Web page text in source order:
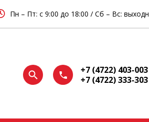
Пн – Пт: с 9:00 до 18:00 / Сб – Вс:
+7 (4722) 403-003
+7 (4722) 333-303